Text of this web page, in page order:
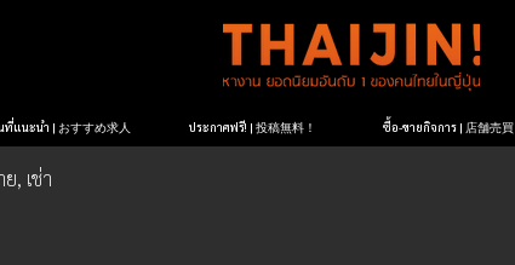
ที่แนะนำ | おすすめ求人 ประกาศฟรี! | 投稿無料！ ซื้อ-ขายกิจการ | 店舗売買
, เช่า